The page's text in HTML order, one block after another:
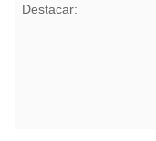
Destacar: